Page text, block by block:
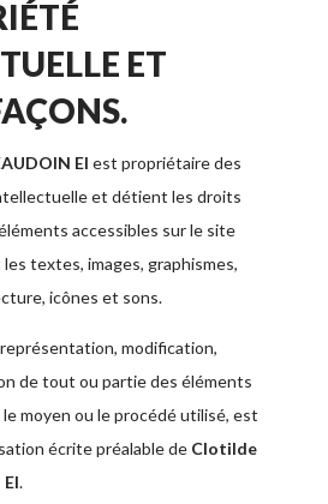
ET
EI est propriétaire des
et détient les droits
accessibles sur le site
textes, images, graphismes,
icônes et sons.
modification,
de tout ou partie des éléments
moyen ou le procédé utilisé, est
écrite préalable de Clotilde
.